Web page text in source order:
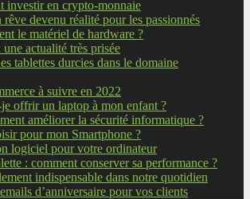
investir en crypto-monnaie
devenu réalité pour les passionnés
le matériel de hardware ?
actualité très prisée
tablettes durcies dans le domaine
à suivre en 2022
offrir un laptop à mon enfant ?
améliorer la sécurité informatique ?
pour mon Smartphone ?
logiciel pour votre ordinateur
: comment conserver sa performance ?
indispensable dans notre quotidien
d’anniversaire pour vos clients